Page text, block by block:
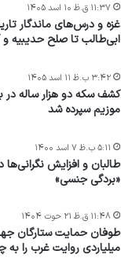
غزه و درس‌های ماندگار
ابی‌طالب تا صلح حدیبیه
۱۱:۳۷ ق.ظ ۱۰ اسد ۱۴۰۵
کشف سکه دو هزار ساله در
موزیم سپرده شد
۳:۴۲ ب.ظ ۱۱ اسد ۱۴۰۵
طالبان و افزایش نگرانی‌ها
«بردگی جنسی»
۵:۱۱ ب.ظ ۷ اسد ۱۴۰۰
طوفان حمایت ستارگان
میلیاردی روایت غرب را
۱۱:۴۸ ق.ظ ۲۱ حوت ۱۴۰۴